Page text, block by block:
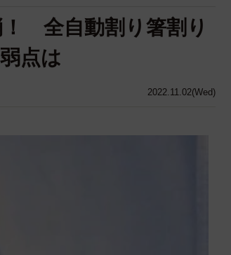
2022.11.02(Wed)
全自動割り箸割り
点は